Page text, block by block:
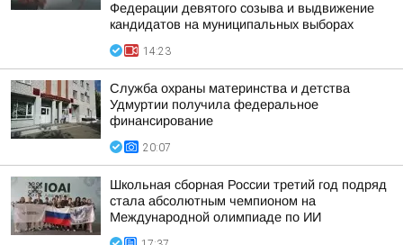
Федерации девятого созыва и выдвижение
кандидатов на муниципальных выборах
14:23
Служба охраны материнства и детства
Удмуртии получила федеральное
финансирование
20:07
Школьная сборная России третий год подряд
стала абсолютным чемпионом на
Международной олимпиаде по ИИ